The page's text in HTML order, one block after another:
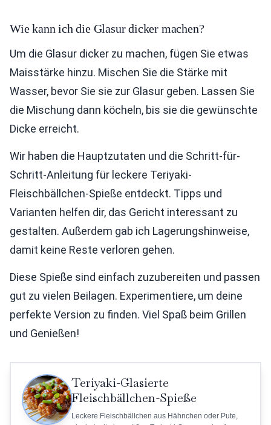
Wie kann ich die Glasur dicker machen?
Um die Glasur dicker zu machen, fügen Sie etwas
Maisstärke hinzu. Mischen Sie die Stärke mit
Wasser, bevor Sie sie zur Glasur geben. Lassen Sie
die Mischung dann köcheln, bis sie die gewünschte
Dicke erreicht.
Wir haben die Hauptzutaten und die Schritt-für-
Schritt-Anleitung für leckere Teriyaki-
Fleischbällchen-Spieße entdeckt. Tipps und
Varianten helfen dir, das Gericht interessant zu
gestalten. Außerdem gab ich Lagerungshinweise,
damit keine Reste verloren gehen.
Diese Spieße sind einfach zuzubereiten und passen
gut zu vielen Beilagen. Experimentiere, um deine
perfekte Version zu finden. Viel Spaß beim Grillen
und Genießen!
Teriyaki-Glasierte
Fleischbällchen-Spieße
Leckere Fleischbällchen aus Hähnchen oder Pute,